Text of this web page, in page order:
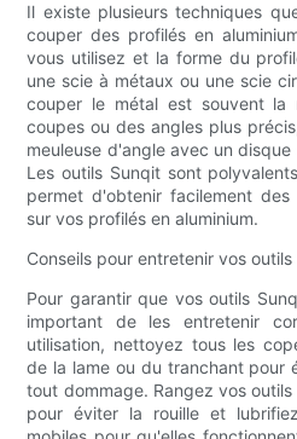
Il existe plusieurs techniques
couper des profilés en
vous utilisez et la forme du
une scie à métaux ou une scie
couper le métal est souvent la
coupes ou des angles plus
meuleuse d'angle avec un
Les outils Sunqit sont
permet d'obtenir facilement
sur vos profilés en aluminium.
Conseils pour entretenir vos
Pour garantir que vos outils
important de les entretenir
utilisation, nettoyez tous les
de la lame ou du tranchant pour
tout dommage. Rangez vos
pour éviter la rouille et